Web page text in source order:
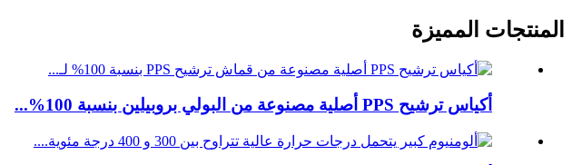
المنتجات المميزة
أكياس ترشيح PPS أصلية مصنوعة من البولي بروبيلين بنسبة 100%...